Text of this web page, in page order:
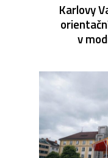
Karlovy
v